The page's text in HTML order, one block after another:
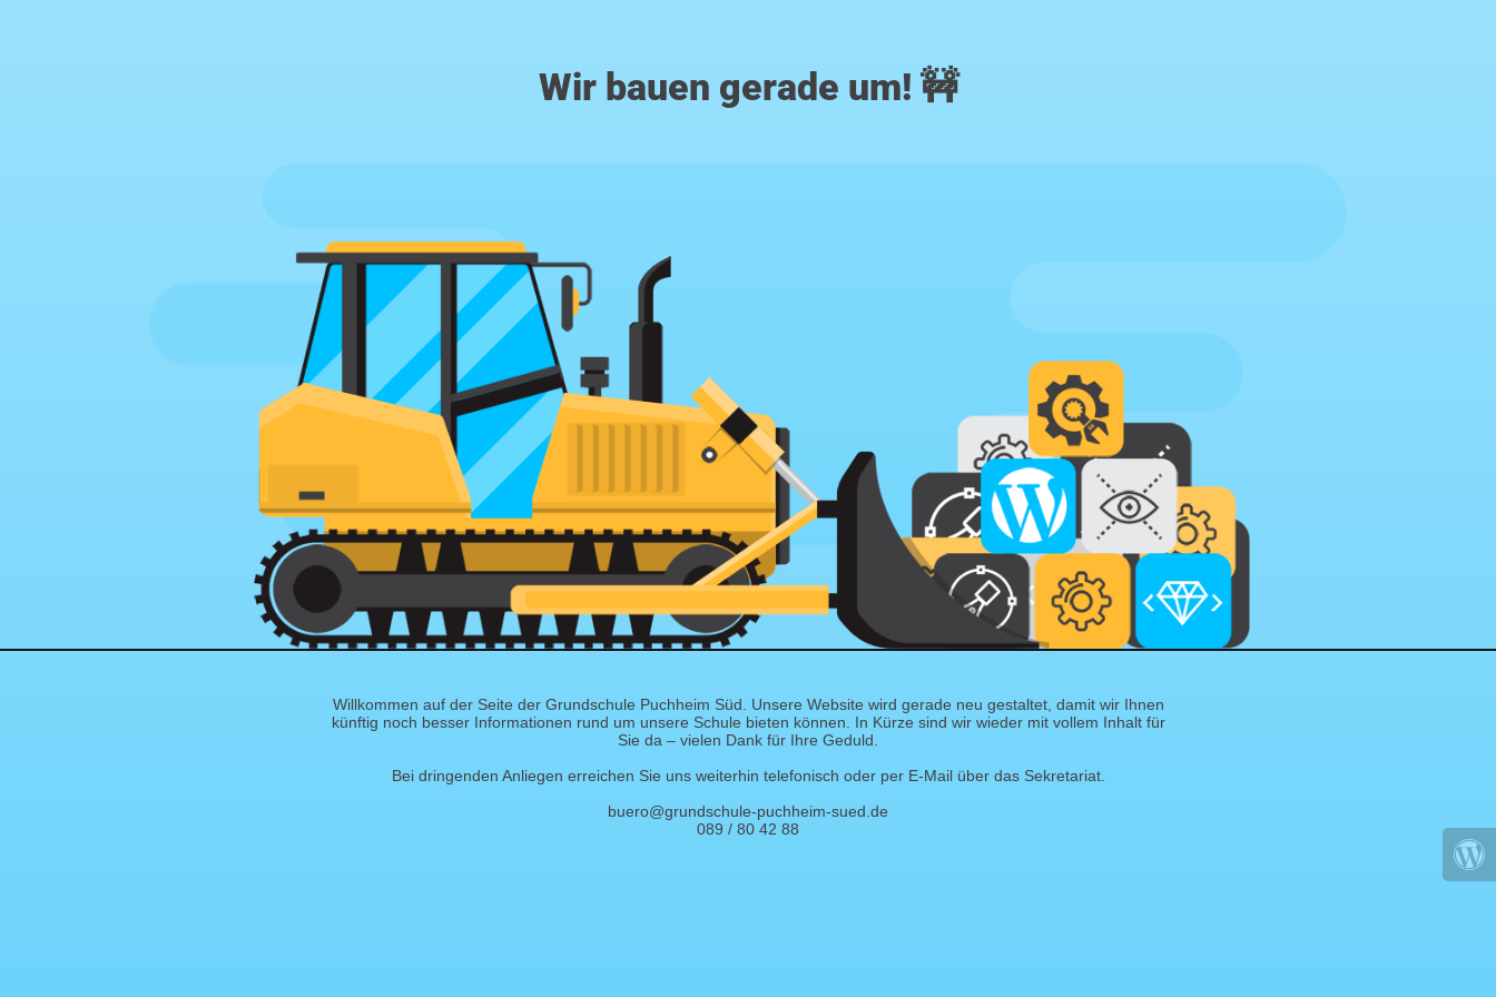
Wir bauen gerade um! 🚧
Willkommen auf der Seite der Grundschule Puchheim Süd. Unsere Website wird gerade neu gestaltet, damit wir Ihnen
künftig noch besser Informationen rund um unsere Schule bieten können. In Kürze sind wir wieder mit vollem Inhalt für
Sie da – vielen Dank für Ihre Geduld.
Bei dringenden Anliegen erreichen Sie uns weiterhin telefonisch oder per E-Mail über das Sekretariat.
buero@grundschule-puchheim-sued.de
089 / 80 42 88